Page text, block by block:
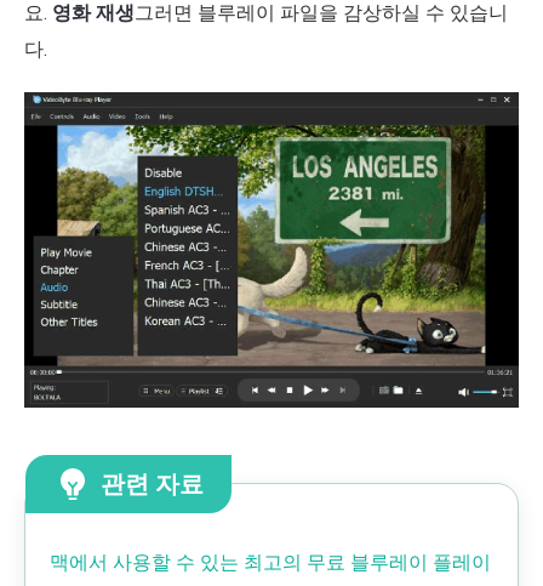
요. 영화 재생그러면 블루레이 파일을 감상하실 수 있습니
다.
관련 자료
맥에서 사용할 수 있는 최고의 무료 블루레이 플레이